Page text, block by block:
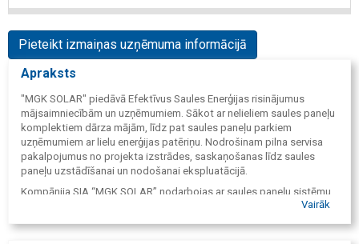
Pieteikt izmaiņas uzņēmuma informācijā
Apraksts
"MGK SOLAR" piedāvā Efektīvus Saules Enerģijas risinājumus
mājsaimniecībām un uzņēmumiem. Sākot ar nelieliem saules paneļu
komplektiem dārza mājām, līdz pat saules paneļu parkiem
uzņēmumiem ar lielu enerģijas patēriņu. Nodrošinam pilna servisa
pakalpojumus no projekta izstrādes, saskaņošanas līdz saules
paneļu uzstādīšanai un nodošanai ekspluatācijā.
Kompānija SIA “MGK SOLAR” nodarbojas ar saules paneļu sistēmu
uzstādīšanu. "MGK SOLAR" komandai ir pieredze darbā ar saules
Vairāk